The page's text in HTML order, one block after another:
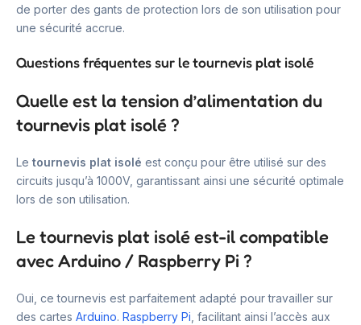
de porter des gants de protection lors de son utilisation pour
une sécurité accrue.
Questions fréquentes sur le tournevis plat isolé
Quelle est la tension d’alimentation du
tournevis plat isolé ?
Le tournevis plat isolé est conçu pour être utilisé sur des
circuits jusqu’à 1000V, garantissant ainsi une sécurité optimale
lors de son utilisation.
Le tournevis plat isolé est-il compatible
avec Arduino / Raspberry Pi ?
Oui, ce tournevis est parfaitement adapté pour travailler sur
des cartes Arduino. Raspberry Pi , facilitant ainsi l’accès aux